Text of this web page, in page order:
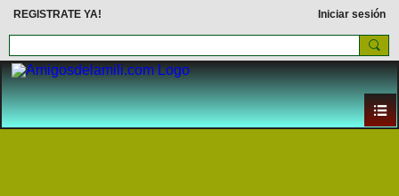
REGISTRATE YA! Iniciar sesión